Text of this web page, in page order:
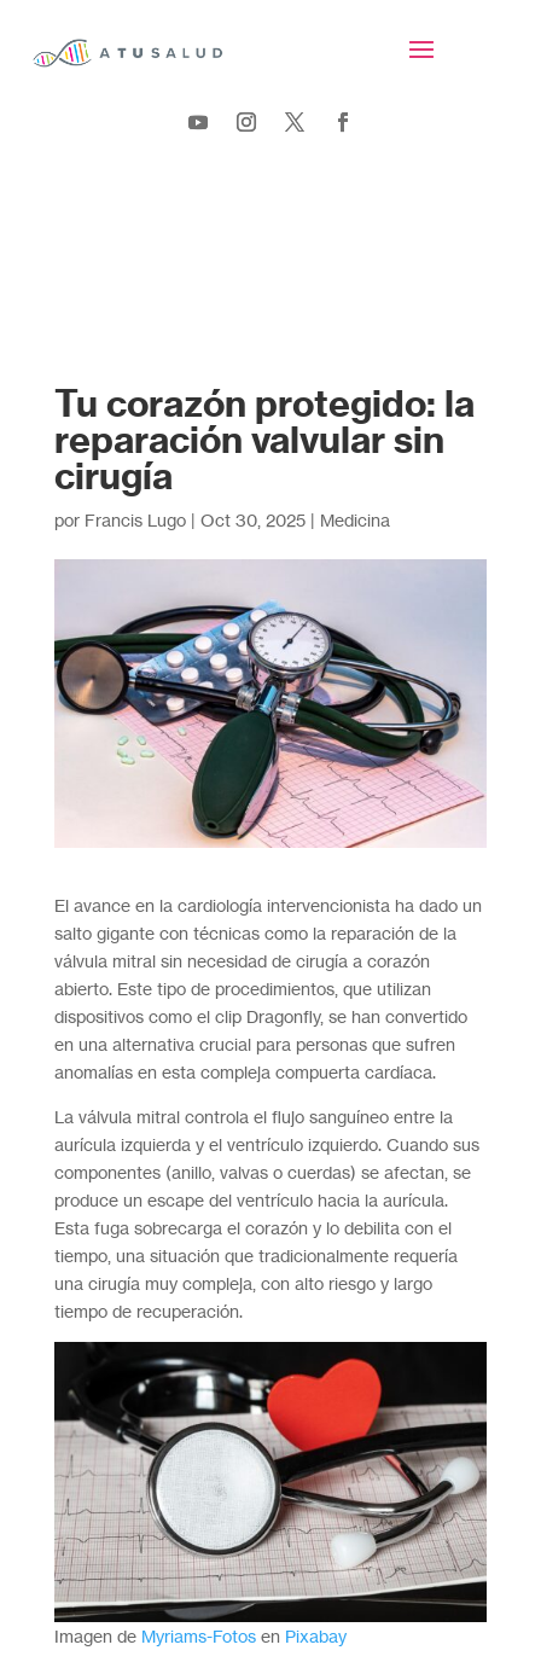
Tu corazón protegido: la
reparación valvular sin
cirugía
por Francis Lugo| Oct 30, 2025| Medicina
El avance en la cardiología intervencionista ha dado un
salto gigante con técnicas como la reparación de la
válvula mitral sin necesidad de cirugía a corazón
abierto. Este tipo de procedimientos, que utilizan
dispositivos como el clip Dragonfly, se han convertido
en una alternativa crucial para personas que sufren
anomalías en esta compleja compuerta cardíaca.
La válvula mitral controla el flujo sanguíneo entre la
aurícula izquierda y el ventrículo izquierdo. Cuando sus
componentes (anillo, valvas o cuerdas) se afectan, se
produce un escape del ventrículo hacia la aurícula.
Esta fuga sobrecarga el corazón y lo debilita con el
tiempo, una situación que tradicionalmente requería
una cirugía muy compleja, con alto riesgo y largo
tiempo de recuperación.
Imagen de Myriams-Fotosen Pixabay